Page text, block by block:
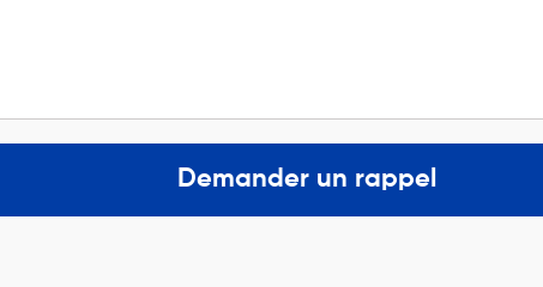
Demander un rappel